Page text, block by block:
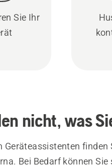
Sie Ihr
nicht, was
Geräteassistenten
Bei Bedarf können